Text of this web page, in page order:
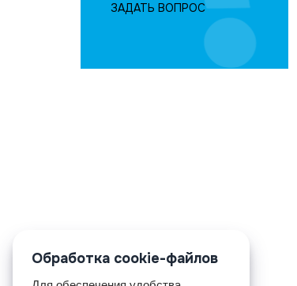
ЗАДАТЬ ВОПРОС
Обработка cookie-файлов